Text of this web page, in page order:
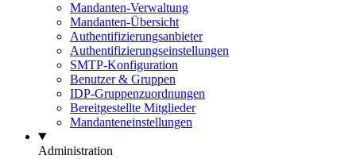
Mandanten-Verwaltung
Mandanten-Übersicht
Authentifizierungsanbieter
Authentifizierungseinstellungen
SMTP-Konfiguration
Benutzer & Gruppen
IDP-Gruppenzuordnungen
Bereitgestellte Mitglieder
Mandanteneinstellungen
Administration